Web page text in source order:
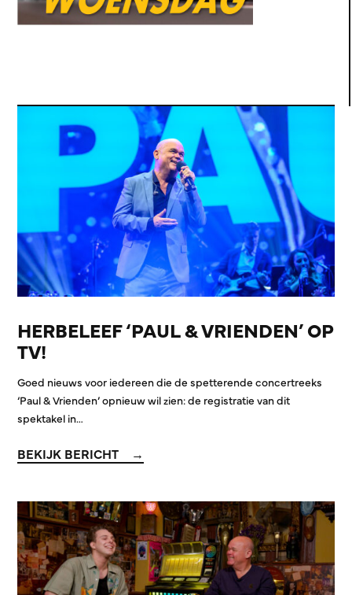
HERBELEEF ‘PAUL & VRIENDEN’ OP
TV!
Goed nieuws voor iedereen die de spetterende concertreeks
‘Paul & Vrienden’ opnieuw wil zien: de registratie van dit
spektakel in…
BEKIJK BERICHT